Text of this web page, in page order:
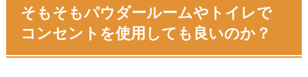
そもそもパウダールームやトイレで
コンセントを使用しても良いのか？